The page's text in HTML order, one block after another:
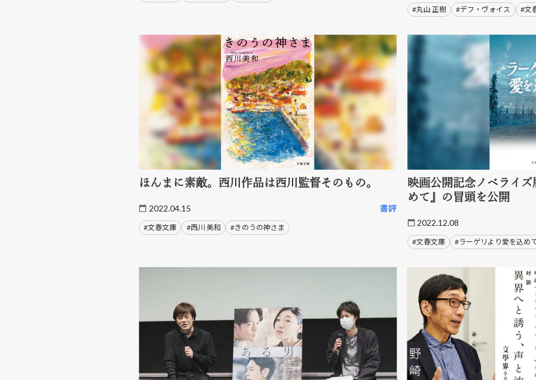
#丸山 正樹 #デフ・ヴォイス #文
ほんまに素敵。西川作品は西川監督そのもの。
2022.04.15 書評
#文春文庫 #西川 美和 #きのうの神さま
映画公開記念ノベライ
めて』の冒頭を公開
2022.12.08
#文春文庫 #ラーゲリより愛を込め